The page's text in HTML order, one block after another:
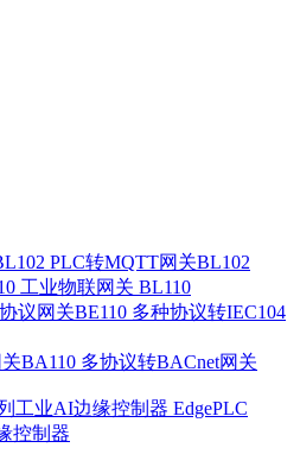
PLC转MQTT网关BL102
工业物联网关 BL110
多种协议转IEC104
多协议转BACnet网关
EdgePLC
控制器